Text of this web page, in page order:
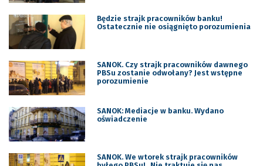
Będzie strajk pracowników banku!
Ostatecznie nie osiągnięto porozumienia
SANOK. Czy strajk pracowników dawnego
PBSu zostanie odwołany? Jest wstępne
porozumienie
SANOK: Mediacje w banku. Wydano
oświadczenie
SANOK. We wtorek strajk pracowników